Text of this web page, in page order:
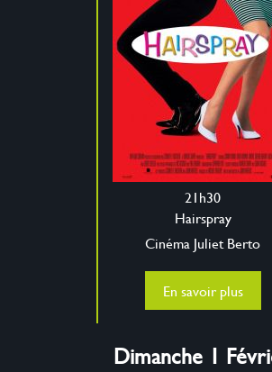
21h30
Hairspray
Cinéma Juliet Berto
En savoir plus
Dimanche 1